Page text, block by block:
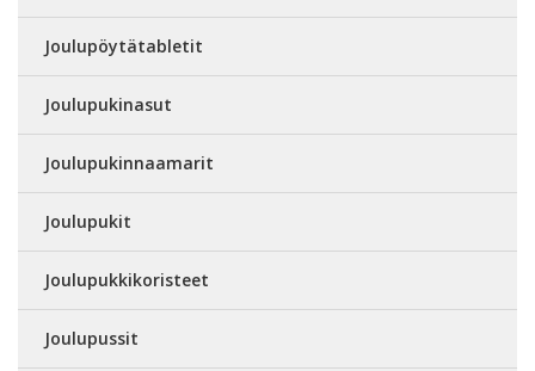
Joulupöytätabletit
Joulupukinasut
Joulupukinnaamarit
Joulupukit
Joulupukkikoristeet
Joulupussit